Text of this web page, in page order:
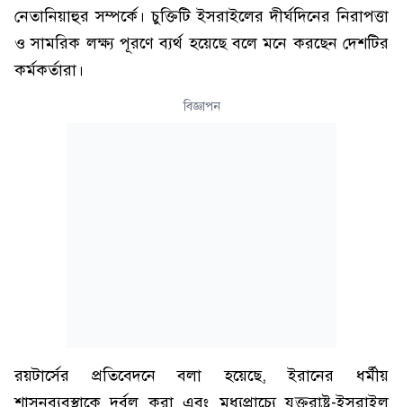
নেতানিয়াহুর সম্পর্কে। চুক্তিটি ইসরাইলের দীর্ঘদিনের নিরাপত্তা
ও সামরিক লক্ষ্য পূরণে ব্যর্থ হয়েছে বলে মনে করছেন দেশটির
কর্মকর্তারা।
বিজ্ঞাপন
রয়টার্সের প্রতিবেদনে বলা হয়েছে, ইরানের ধর্মীয়
শাসনব্যবস্থাকে দুর্বল করা এবং মধ্যপ্রাচ্যে যুক্তরাষ্ট্র-ইসরাইল